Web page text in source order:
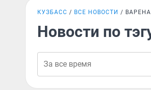
КУЗБАСС ВСЕ НОВОСТИ
Новости по